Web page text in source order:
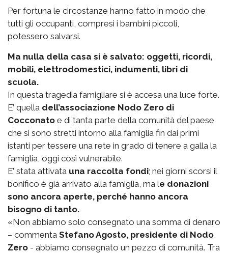
Per fortuna le circostanze hanno fatto in modo che
tutti gli occupanti, compresi i bambini piccoli,
potessero salvarsi.
Ma nulla della casa si è salvato: oggetti, ricordi,
mobili, elettrodomestici, indumenti, libri di
scuola.
In questa tragedia famigliare si è accesa una luce forte.
E’ quella dell’associazione Nodo Zero di
Cocconato e di tanta parte della comunità del paese
che si sono stretti intorno alla famiglia fin dai primi
istanti per tessere una rete in grado di tenere a galla la
famiglia, oggi così vulnerabile.
E’ stata attivata una raccolta fondi; nei giorni scorsi il
bonifico è già arrivato alla famiglia, ma le donazioni
sono ancora aperte, perché hanno ancora
bisogno di tanto.
«Non abbiamo solo consegnato una somma di denaro
– commenta Stefano Agosto, presidente di Nodo
Zero - abbiamo consegnato un pezzo di comunità. Tra